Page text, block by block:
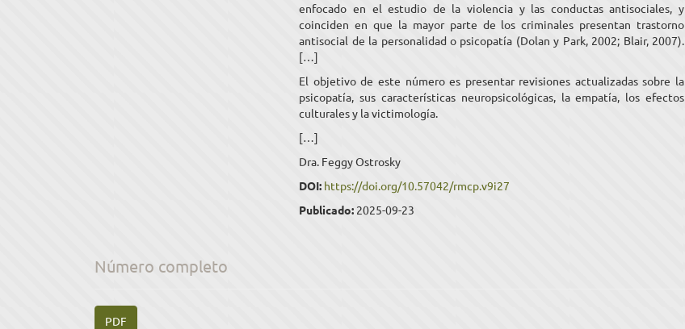
enfocado en el estudio de la violencia y las conductas antisociales, y
coinciden en que la mayor parte de los criminales presentan trastorno
antisocial de la personalidad o psicopatía (Dolan y Park, 2002; Blair, 2007).
[…]
El objetivo de este número es presentar revisiones actualizadas sobre la
psicopatía, sus características neuropsicológicas, la empatía, los efectos
culturales y la victimología.
[…]
Dra. Feggy Ostrosky
DOI: https://doi.org/10.57042/rmcp.v9i27
Publicado: 2025-09-23
Número completo
PDF